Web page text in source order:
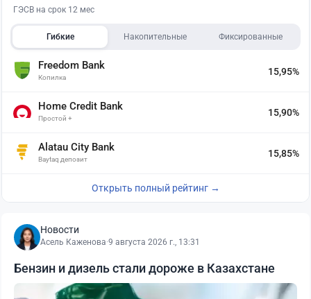
ГЭСВ на срок 12 мес
Гибкие Накопительные Фиксированные
Freedom Bank
Копилка
15,95%
Home Credit Bank
Простой +
15,90%
Alatau City Bank
Baytaq депозит
15,85%
Открыть полный рейтинг →
Новости
Асель Каженова·9 августа 2026 г., 13:31
Бензин и дизель стали дороже в Казахстане